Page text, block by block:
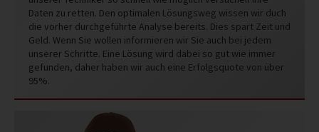
Daten zu retten. Den optimalen Lösungsweg wissen wir duch
die vorher durchgeführte Analyse bereits. Dies spart Zeit und
Geld. Wenn Sie wollen informieren wir Sie auch bei jedem
unserer Schritte. Eine Lösung wird dabei so gut wie immer
gefunden, daher haben wir auch eine Erfolgsquote von über
95%.